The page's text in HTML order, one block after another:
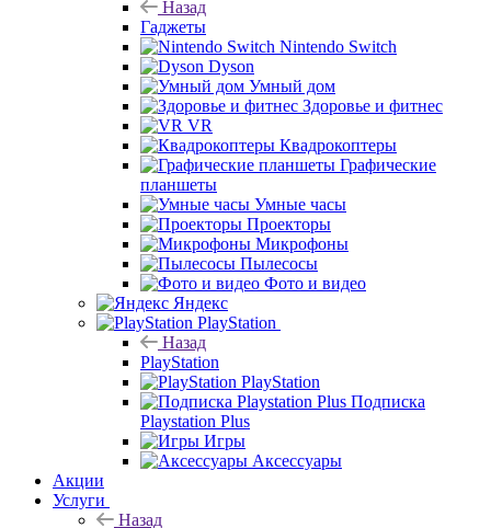
Назад
Гаджеты
Nintendo Switch
Dyson
Умный дом
Здоровье и фитнес
VR
Квадрокоптеры
Графические
планшеты
Умные часы
Проекторы
Микрофоны
Пылесосы
Фото и видео
Яндекс
PlayStation
Назад
PlayStation
PlayStation
Подписка
Playstation Plus
Игры
Аксессуары
Акции
Услуги
Назад